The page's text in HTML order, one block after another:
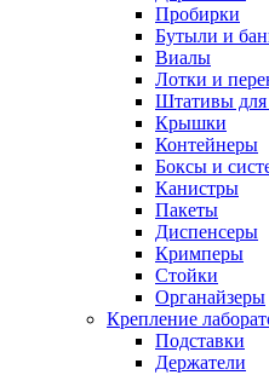
Пробирки
Бутыли и
Виалы
Лотки и
Штативы для
Крышки
Контейнеры
Боксы и
Канистры
Пакеты
Диспенсеры
Кримперы
Стойки
Органайзеры
Крепление
Подставки
Держатели